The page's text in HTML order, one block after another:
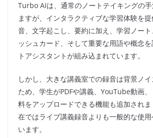
Turbo AIは、通常のノートテイキングの
ますが、インタラクティブな学習体験を
音、文字起こし、要約に加え、学習ノー
ッシュカード、そして重要な用語や概念
トアシスタントが組み込まれています。
しかし、大きな講義室での録音は背景ノ
ため、学生がPDFや講義、YouTube動画
料をアップロードできる機能も追加され
在ではライブ講義録音よりも一般的な使
います。